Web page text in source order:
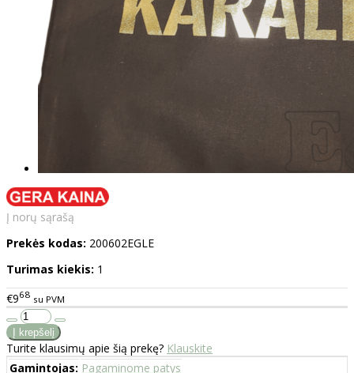
Į norų sąrašą
Prekės kodas: 200602EGLE
Turimas kiekis: 1
€968 su PVM
Turite klausimų apie šią prekę? Klauskite
Gamintojas: Pagaminome patys